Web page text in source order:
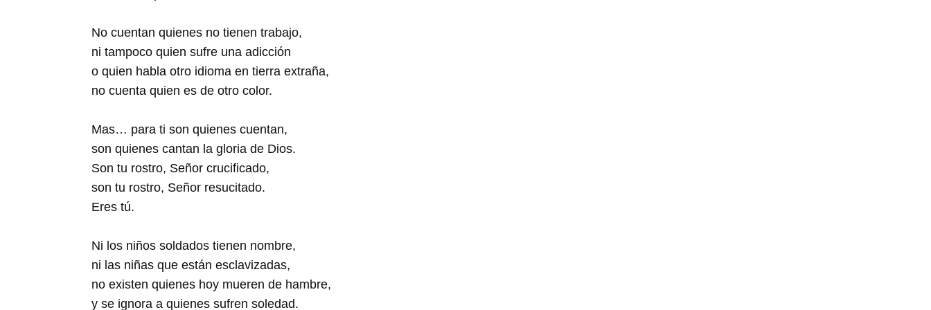
No cuentan quienes no tienen trabajo,
ni tampoco quien sufre una adicción
o quien habla otro idioma en tierra extraña,
no cuenta quien es de otro color.
Mas… para ti son quienes cuentan,
son quienes cantan la gloria de Dios.
Son tu rostro, Señor crucificado,
son tu rostro, Señor resucitado.
Eres tú.
Ni los niños soldados tienen nombre,
ni las niñas que están esclavizadas,
no existen quienes hoy mueren de hambre,
y se ignora a quienes sufren soledad.